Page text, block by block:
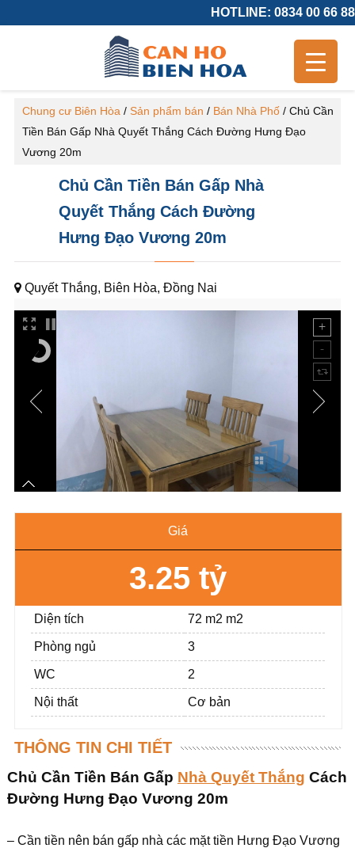
HOTLINE: 0834 00 66 88
Chung cư Biên Hòa / Sản phẩm bán / Bán Nhà Phố/ Chủ Cần
Tiền Bán Gấp Nhà Quyết Thắng Cách Đường Hưng Đạo
Vương 20m
Chủ Cần Tiền Bán Gấp Nhà
Quyết Thắng Cách Đường
Hưng Đạo Vương 20m
Quyết Thắng, Biên Hòa, Đồng Nai
Giá
3.25 tỷ
Diện tích 72 m2 m2
Phòng ngủ 3
WC 2
Nội thất Cơ bản
THÔNG TIN CHI TIẾT
Chủ Cần Tiền Bán Gấp Nhà Quyết Thắng Cách
Đường Hưng Đạo Vương 20m
– Cần tiền nên bán gấp nhà các mặt tiền Hưng Đạo Vương